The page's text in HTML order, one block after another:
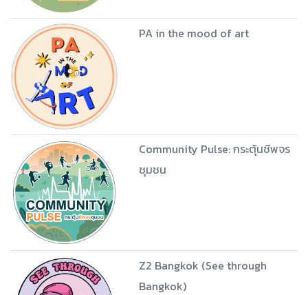
PA in the mood of art
Community Pulse: กระตุ้นชีพจร
ชุมชน
Z2 Bangkok (See through
Bangkok)